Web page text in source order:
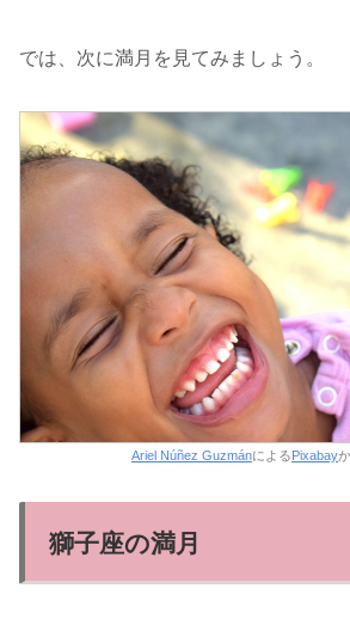
では、次に満月を見てみましょう。
Ariel Núñez GuzmánによるPixabay
獅子座の満月